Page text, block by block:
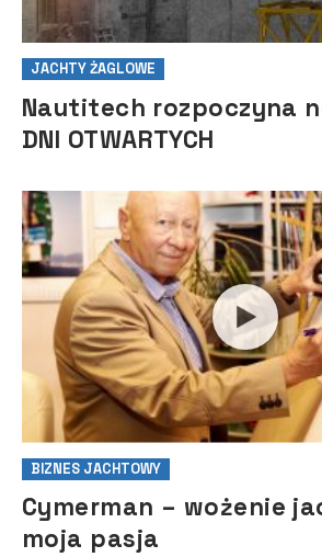
JACHTY ŻAGLOWE
Nautitech rozpoczyna
DNI OTWARTYCH
BIZNES JACHTOWY
Cymerman – wożenie
moja pasja